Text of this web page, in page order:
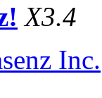
X3.4
Inc.